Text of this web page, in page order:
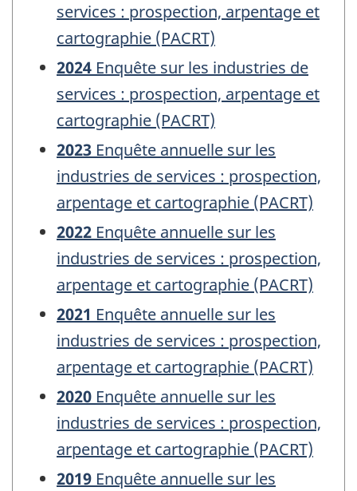
services : prospection, arpentage et
cartographie (PACRT)
2024 Enquête sur les industries de
services : prospection, arpentage et
cartographie (PACRT)
2023 Enquête annuelle sur les
industries de services : prospection,
arpentage et cartographie (PACRT)
2022 Enquête annuelle sur les
industries de services : prospection,
arpentage et cartographie (PACRT)
2021 Enquête annuelle sur les
industries de services : prospection,
arpentage et cartographie (PACRT)
2020 Enquête annuelle sur les
industries de services : prospection,
arpentage et cartographie (PACRT)
2019 Enquête annuelle sur les